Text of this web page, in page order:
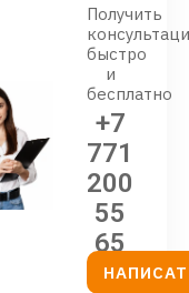
Получить
быстро
и
бесплатно
+7
771
200
55
65